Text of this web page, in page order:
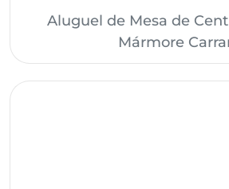
Aluguel de Mesa de
Mármore